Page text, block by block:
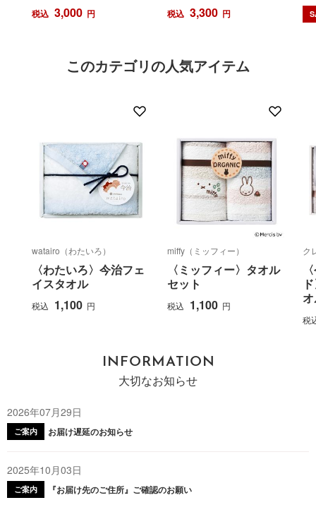
税込 3,000 円 税込 3,300 円
このカテゴリの人気アイテム
watairo（わたいろ）
〈わたいろ〉今治フェ
イスタオル
税込 1,100 円
miffy（ミッフィー）
〈ミッフィー〉タオル
セット
税込 1,100 円
ク
税
INFORMATION
大切なお知らせ
2026年07月29日
ご案内 お届け遅延のお知らせ
2025年10月03日
ご案内 『お届け先のご住所』ご確認のお願い